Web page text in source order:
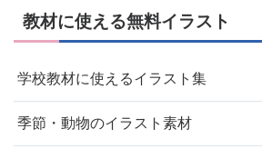
教材に使える無料イラスト
学校教材に使えるイラスト集
季節・動物のイラスト素材